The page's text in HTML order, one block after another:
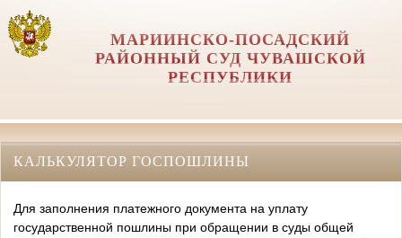
МАРИИНСКО-ПОСАДСКИЙ
РАЙОННЫЙ СУД ЧУВАШСКОЙ
РЕСПУБЛИКИ
КАЛЬКУЛЯТОР ГОСПОШЛИНЫ
Для заполнения платежного документа на уплату
государственной пошлины при обращении в суды общей